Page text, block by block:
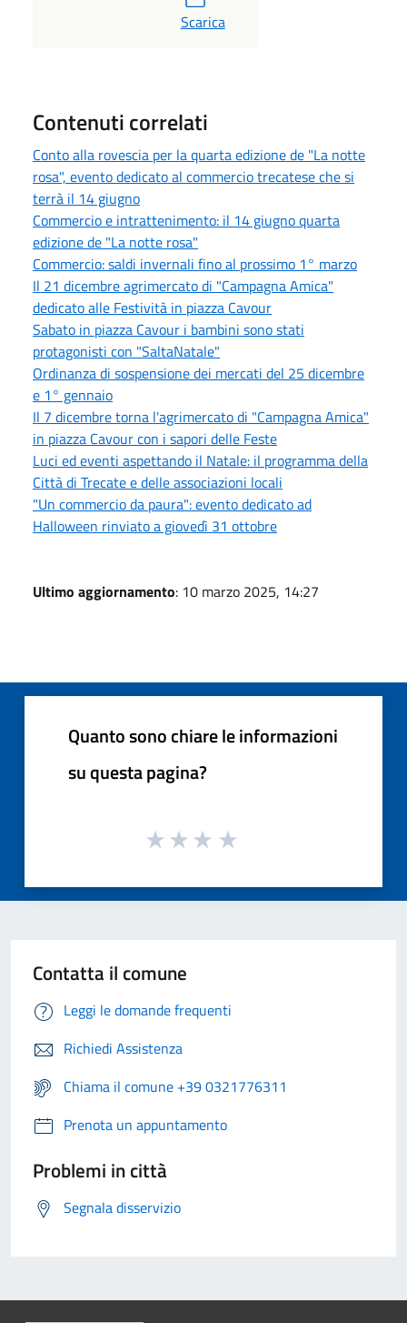
PDF
Scarica
Contenuti correlati
Conto alla rovescia per la quarta edizione de "La notte
rosa", evento dedicato al commercio trecatese che si
terrà il 14 giugno
Commercio e intrattenimento: il 14 giugno quarta
edizione de "La notte rosa"
Commercio: saldi invernali fino al prossimo 1° marzo
Il 21 dicembre agrimercato di "Campagna Amica"
dedicato alle Festività in piazza Cavour
Sabato in piazza Cavour i bambini sono stati
protagonisti con "SaltaNatale"
Ordinanza di sospensione dei mercati del 25 dicembre
e 1° gennaio
Il 7 dicembre torna l'agrimercato di "Campagna Amica"
in piazza Cavour con i sapori delle Feste
Luci ed eventi aspettando il Natale: il programma della
Città di Trecate e delle associazioni locali
"Un commercio da paura": evento dedicato ad
Halloween rinviato a giovedì 31 ottobre
Ultimo aggiornamento: 10 marzo 2025, 14:27
Quanto sono chiare le informazioni
su questa pagina?
Contatta il comune
Leggi le domande frequenti
Richiedi Assistenza
Chiama il comune +39 0321776311
Prenota un appuntamento
Problemi in città
Segnala disservizio